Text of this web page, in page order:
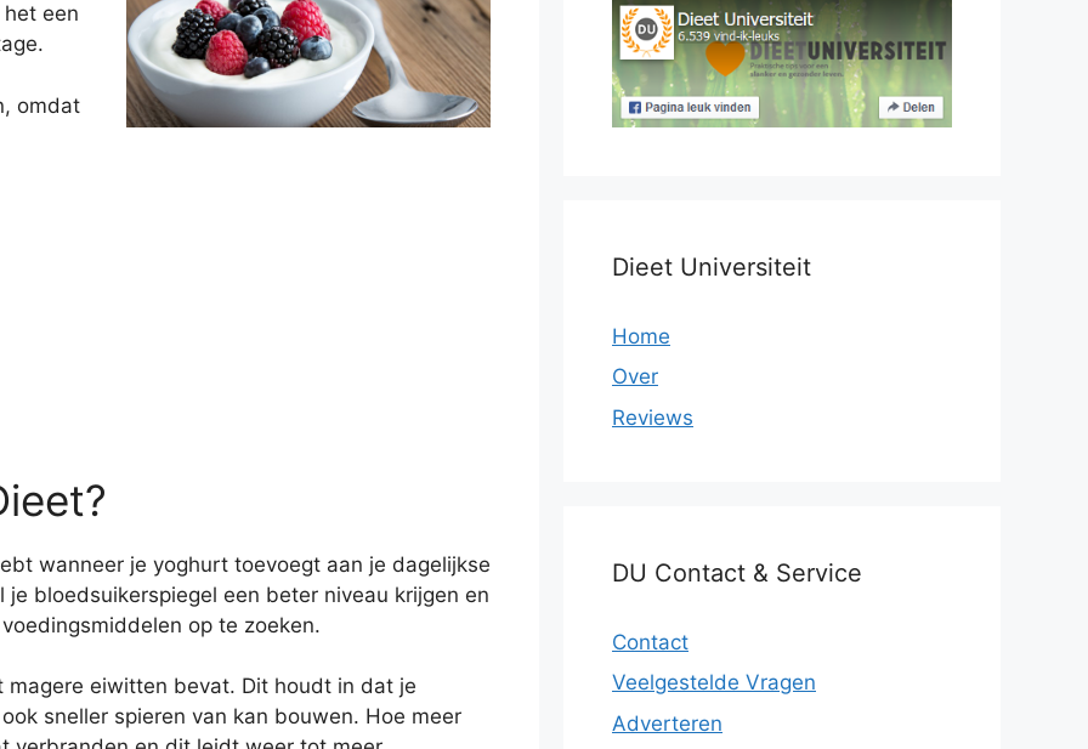
een
omdat
wanneer je yoghurt toevoegt aan je dagelijkse
bloedsuikerspiegel een beter niveau krijgen en
op te zoeken.
eiwitten bevat. Dit houdt in dat je
sneller spieren van kan bouwen. Hoe meer
Dieet Universiteit
Home
Over
Reviews
DU Contact & Service
Contact
Veelgestelde Vragen
Adverteren